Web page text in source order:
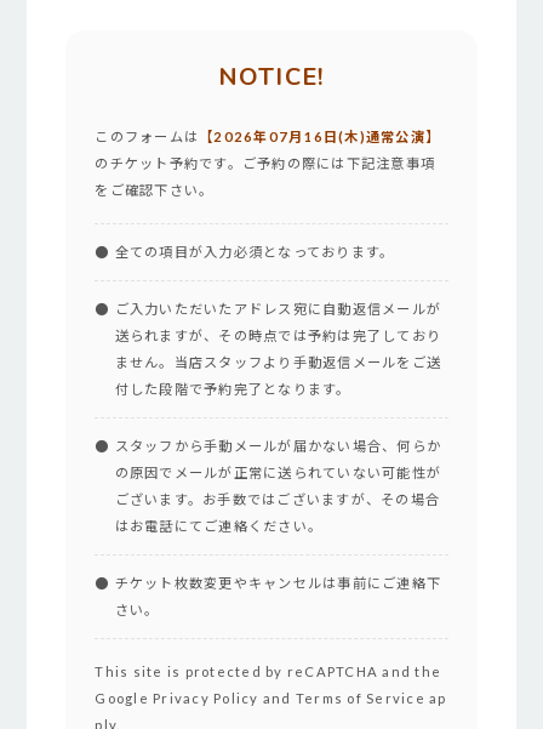
NOTICE!
このフォームは
【2026年07月16日(木)通常公演】
のチケット予約です。ご予約の際には下記注意事項
をご確認下さい。
全ての項目が入力必須となっております。
ご入力いただいたアドレス宛に自動返信メールが
送られますが、その時点では予約は完了しており
ません。当店スタッフより手動返信メールをご送
付した段階で予約完了となります。
スタッフから手動メールが届かない場合、何らか
の原因でメールが正常に送られていない可能性が
ございます。お手数ではございますが、その場合
はお電話にてご連絡ください。
チケット枚数変更やキャンセルは事前にご連絡下
さい。
This site is protected by reCAPTCHA and the
Google Privacy Policy and Terms of Service ap
ply.